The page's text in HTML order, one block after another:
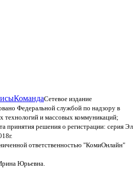
КомандаСетевое издание
Федеральной службой по надзору в
технологий и массовых коммуникаций;
принятия решения о регистрации: серия Эл
ответственностью "КомиОнлайн"
Юрьевна.